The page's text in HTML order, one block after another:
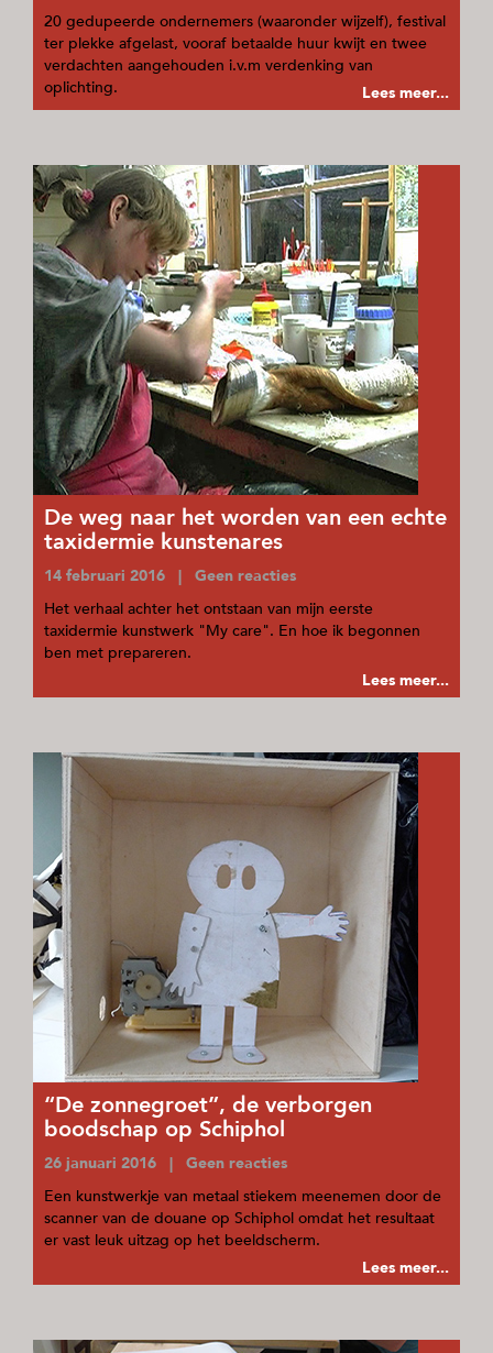
20 gedupeerde ondernemers (waaronder wijzelf), festival
ter plekke afgelast, vooraf betaalde huur kwijt en twee
verdachten aangehouden i.v.m verdenking van
oplichting.
Lees meer...
De weg naar het worden van een echte
taxidermie kunstenares
14 februari 2016 | Geen reacties
Het verhaal achter het ontstaan van mijn eerste
taxidermie kunstwerk "My care". En hoe ik begonnen
ben met prepareren.
Lees meer...
“De zonnegroet”, de verborgen
boodschap op Schiphol
26 januari 2016 | Geen reacties
Een kunstwerkje van metaal stiekem meenemen door de
scanner van de douane op Schiphol omdat het resultaat
er vast leuk uitzag op het beeldscherm.
Lees meer...